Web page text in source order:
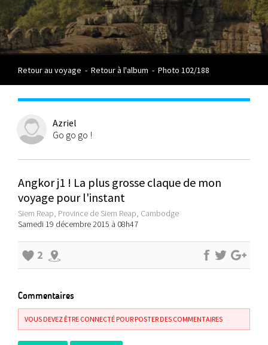
Retour au voyage - Retour à l'album - Photo 102/188
Azriel
Go go go !
Angkor j1 ! La plus grosse claque de mon
voyage pour l'instant
Siem Reap, Province de Siem Reap, Cambodge
Samedi 19 décembre 2015 à 08h47
2
Commentaires
VOUS DEVEZ ÊTRE CONNECTÉ POUR POSTER DES COMMENTAIRES